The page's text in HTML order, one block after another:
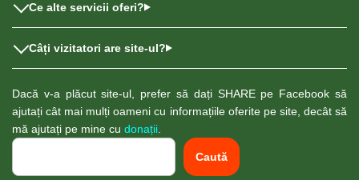
Ce alte servicii oferi?
Câți vizitatori are site-ul?
Dacă v-a plăcut site-ul, prefer să dați SHARE pe Facebook să
ajutați cât mai mulți oameni cu informațiile oferite pe site, decât să
mă ajutați pe mine cu donații
Caută